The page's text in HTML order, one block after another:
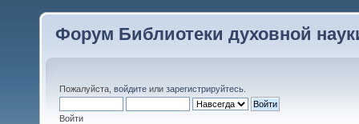
Форум Библиотеки духовной
Пожалуйста, войдите или зарегистрируйтесь
Войти